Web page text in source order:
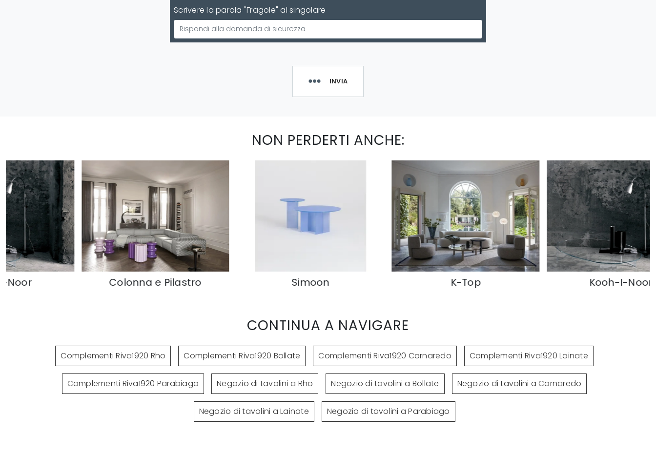
Scrivere la parola "Fragole" al singolare
INVIA
NON PERDERTI ANCHE:
e Pilastro Simoon K-Top Kooh-I-Noor Colonna e
CONTINUA A NAVIGARE
Complementi Riva1920 Rho Complementi Riva1920 Bollate Complementi Riva1920 Cornaredo Complementi Riva1920 Lainate
Complementi Riva1920 Parabiago Negozio di tavolini a Rho Negozio di tavolini a Bollate Negozio di tavolini a Cornaredo
Negozio di tavolini a Lainate Negozio di tavolini a Parabiago